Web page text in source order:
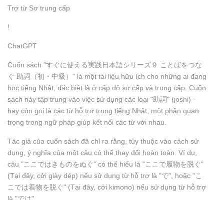
Trợ từ Sơ trung cấp
!
ChatGPT
Cuốn sách "すぐに使える実践日本語シリーズ９ ことばをつな
ぐ 助詞（初・中級）" là một tài liệu hữu ích cho những ai đang
học tiếng Nhật, đặc biệt là ở cấp độ sơ cấp và trung cấp. Cuốn
sách này tập trung vào việc sử dụng các loại "助詞" (joshi) -
hay còn gọi là các từ hỗ trợ trong tiếng Nhật, một phần quan
trọng trong ngữ pháp giúp kết nối các từ với nhau.
Tác giả của cuốn sách đã chỉ ra rằng, tùy thuộc vào cách sử
dụng, ý nghĩa của một câu có thể thay đổi hoàn toàn. Ví dụ,
câu "ここではきものをぬぐ" có thể hiểu là "ここで履物を脱ぐ"
(Tại đây, cởi giày dép) nếu sử dụng từ hỗ trợ là "で", hoặc "こ
こでは着物を脱ぐ" (Tại đây, cởi kimono) nếu sử dụng từ hỗ trợ